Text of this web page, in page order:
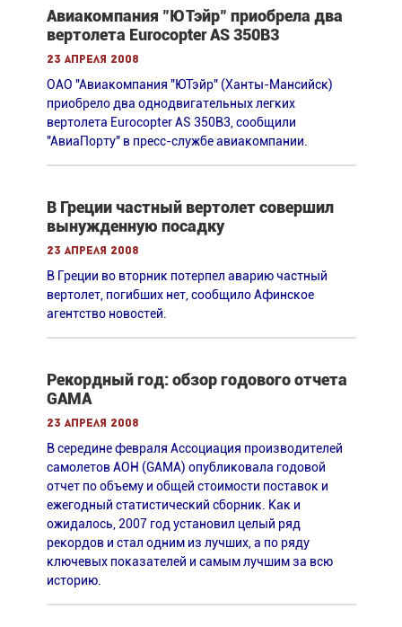
Авиакомпания "ЮТэйр" приобрела два
вертолета Eurocopter AS 350B3
23 апреля 2008
ОАО "Авиакомпания "ЮТэйр" (Ханты-Мансийск)
приобрело два однодвигательных легких
вертолета Eurocopter AS 350B3, сообщили
"АвиаПорту" в пресс-службе авиакомпании.
В Греции частный вертолет совершил
вынужденную посадку
23 апреля 2008
В Греции во вторник потерпел аварию частный
вертолет, погибших нет, сообщило Афинское
агентство новостей.
Рекордный год: обзор годового отчета
GAMA
23 апреля 2008
В середине февраля Ассоциация производителей
самолетов АОН (GAMA) опубликовала годовой
отчет по объему и общей стоимости поставок и
ежегодный статистический сборник. Как и
ожидалось, 2007 год установил целый ряд
рекордов и стал одним из лучших, а по ряду
ключевых показателей и самым лучшим за всю
историю.